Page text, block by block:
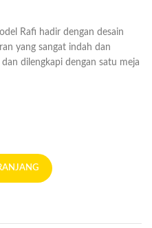
Rafi hadir dengan desain
yang sangat indah dan
dilengkapi dengan satu meja